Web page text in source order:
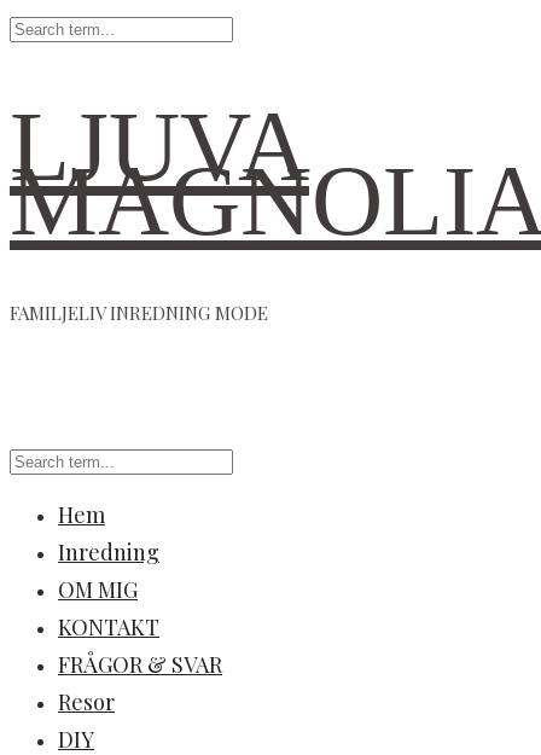
LJUVA
FAMILJELIV INREDNING MODE
Hem
Inredning
OM MIG
KONTAKT
FRÅGOR & SVAR
Resor
DIY